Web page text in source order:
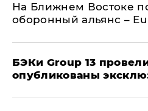
На Ближнем Востоке
оборонный альянс –
​БЭКи Group 13
опубликованы